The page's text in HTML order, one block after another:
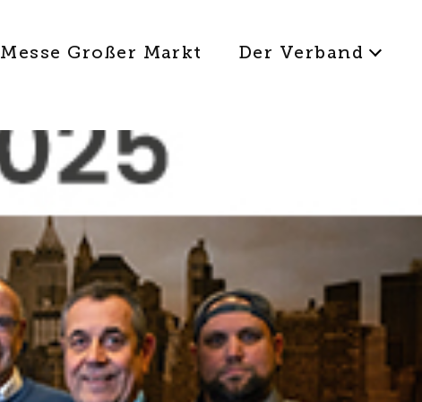
Messe Großer Markt Der Verband